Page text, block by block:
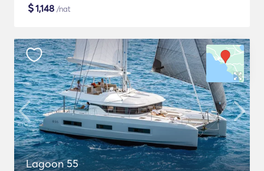
$1,148 /nat
Lagoon 55